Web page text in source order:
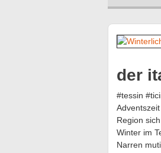
der
#tessin
Region
Winter im
Narren